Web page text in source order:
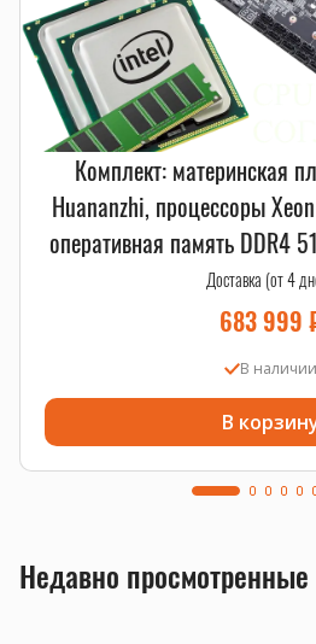
Комплект: материнская
Huananzhi, процессоры
оперативная память DDR4
A700 Huananzhi
Доставка (от 4
683 999
В наличии
В
Недавно просмотренные